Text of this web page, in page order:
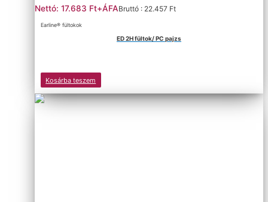
Nettó: 17.683 Ft+ÁFABruttó : 22.457 Ft
Earline® fültokok
ED 2H fültok/ PC pajzs
Kosárba teszem